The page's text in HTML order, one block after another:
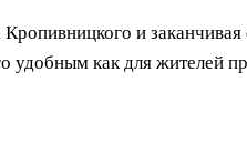
и
удобным как для жителей